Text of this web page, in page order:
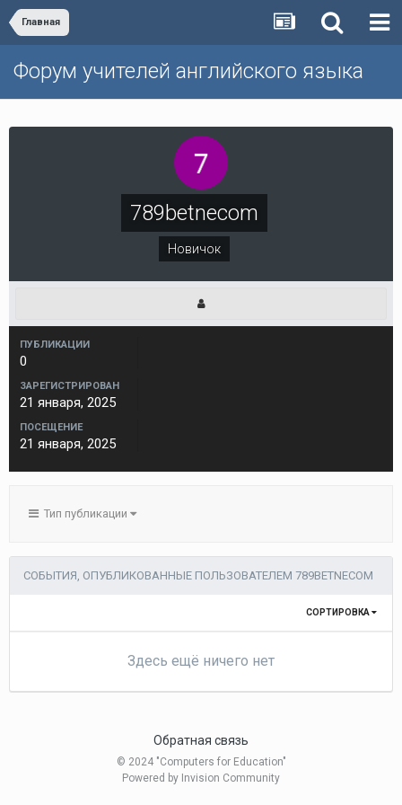
Главная
Форум учителей английского языка
789betnecom
Новичок
ПУБЛИКАЦИИ
0
ЗАРЕГИСТРИРОВАН
21 января, 2025
ПОСЕЩЕНИЕ
21 января, 2025
Тип публикации
СОБЫТИЯ, ОПУБЛИКОВАННЫЕ ПОЛЬЗОВАТЕЛЕМ 789BETNECOM
СОРТИРОВКА
Здесь ещё ничего нет
Обратная связь
© 2024 "Computers for Education"
Powered by Invision Community